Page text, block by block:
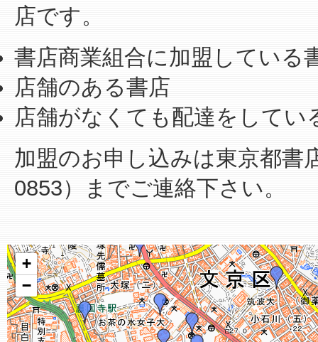
店です。
書店商業組合に加盟している
店舗のある書店
店舗がなくても配達をしてい
加盟のお申し込みは東京都書
0853）までご連絡下さい。
+
−